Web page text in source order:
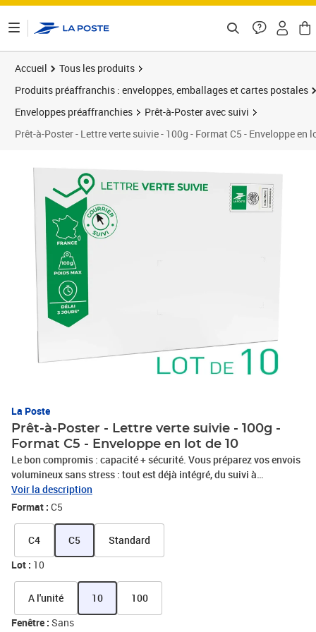
Accueil
Tous les produits
Produits préaffranchis : enveloppes, emballages et cartes postales
Enveloppes préaffranchies
Prêt-à-Poster avec suivi
Prêt-à-Poster - Lettre verte suivie - 100g - Format C5 - Enveloppe en
La Poste
Prêt-à-Poster - Lettre verte suivie - 100g -
Format C5 - Enveloppe en lot de 10
Le bon compromis : capacité + sécurité. Vous préparez vos envois
volumineux sans stress : tout est déjà intégré, du suivi à
l’affranchissement. Parfait pour des rapports, documents
techniques, devis complets. Avantages : Prêt à l’emploi :
étiquette à ajouter. Gain de temps : Vous écrivez, vous insérez,
vous postez, votre suivi est automatiquement activé. Sécurisant :
Suivez les principales étapes d’acheminement jusqu’à la
distribution, directement sur laposte.fr. Eco-conçu : Fabriqué à
partir de papier issu de forêts gérées durablement et 100%
de réception, opposables juridiquement, accessibles en ligne pour
Voir la description
Format : C5
C4 C5
Standard
Lot : 10
A l'unité 10
100
Fenêtre : Sans